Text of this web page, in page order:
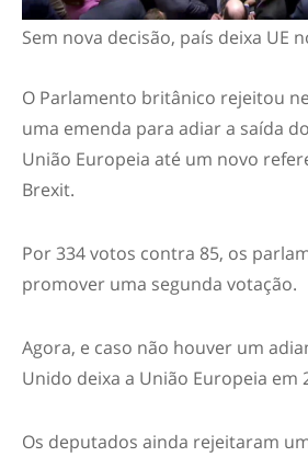
Sem nova decisão, país deixa UE
O Parlamento britânico rejeitou
uma emenda para adiar a saída
União Europeia até um novo
Brexit.
Por 334 votos contra 85, os
promover uma segunda votação.
Agora, e caso não houver um
Unido deixa a União Europeia em
Os deputados ainda rejeitaram